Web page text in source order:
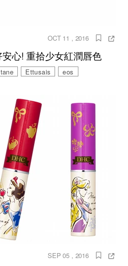
OCT 11 , 2016
心! 重拾少女紅潤唇色
Ettusais eos
SEP 05 , 2016